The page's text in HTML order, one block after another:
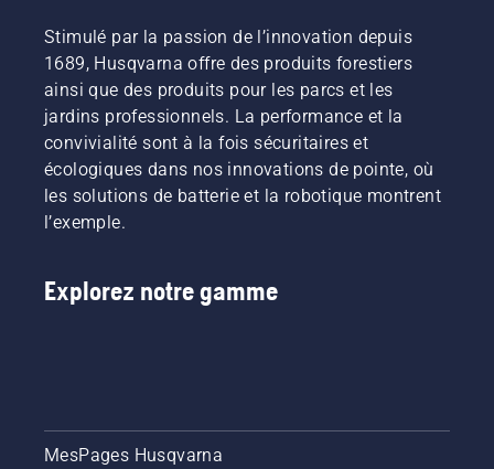
Stimulé par la passion de l’innovation depuis
1689, Husqvarna offre des produits forestiers
ainsi que des produits pour les parcs et les
jardins professionnels. La performance et la
convivialité sont à la fois sécuritaires et
écologiques dans nos innovations de pointe, où
les solutions de batterie et la robotique montrent
l’exemple.
Explorez notre gamme
MesPages Husqvarna